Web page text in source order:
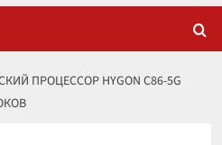
ПРОЦЕССОР HYGON C86-5G